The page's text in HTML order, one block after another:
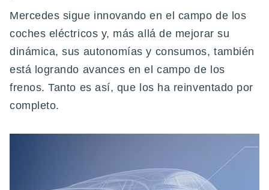
Mercedes sigue innovando en el campo de los
coches eléctricos y, más allá de mejorar su
dinámica, sus autonomías y consumos, también
está logrando avances en el campo de los
frenos. Tanto es así, que los ha reinventado por
completo.